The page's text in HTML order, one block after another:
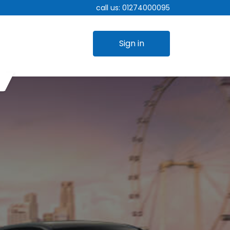
call us: 01274000095
Sign in